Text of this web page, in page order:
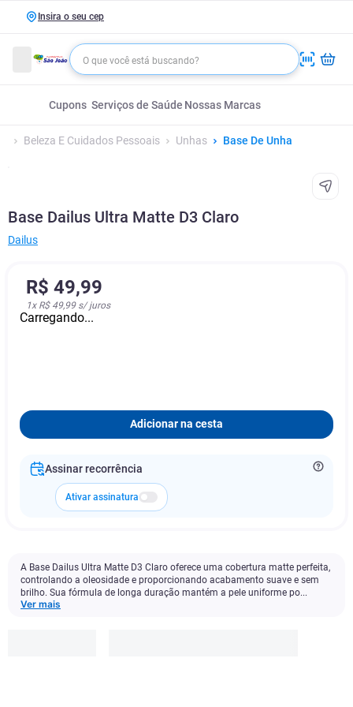
Insira o seu cep
Cupons Serviços de Saúde Nossas Marcas
Beleza E Cuidados Pessoais Unhas Base De Unha
Base Dailus Ultra Matte D3 Claro
Dailus
R$ 49,99
1x R$ 49,99s/ juros
Carregando...
Adicionar na cesta
Assinar recorrência
Ativar assinatura
A Base Dailus Ultra Matte D3 Claro oferece uma cobertura matte perfeita,
controlando a oleosidade e proporcionando acabamento suave e sem
brilho. Sua fórmula de longa duração mantém a pele uniforme po...
Ver mais